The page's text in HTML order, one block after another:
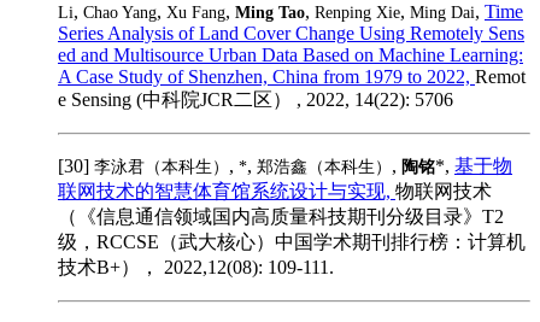
Li, Chao Yang, Xu Fang, Ming Tao, Renping Xie, Ming Dai, Time
Series Analysis of Land Cover Change Using Remotely Sens
ed and Multisource Urban Data Based on Machine Learning:
A Case Study of Shenzhen, China from 1979 to 2022, Remot
e Sensing (中科院JCR二区） , 2022, 14(22): 5706
[30] 李泳君（本科生） , *, 郑浩鑫（本科生） , 陶铭*, 基于物
联网技术的智慧体育馆系统设计与实现, 物联网技术
（《信息通信领域国内高质量科技期刊分级目录》T2
级，RCCSE（武大核心）中国学术期刊排行榜：计算机
技术B+）， 2022,12(08): 109-111.